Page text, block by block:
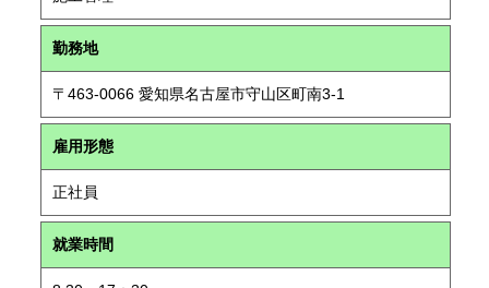
勤務地
〒463-0066 愛知県名古屋市守山区町南3-1
雇用形態
正社員
就業時間